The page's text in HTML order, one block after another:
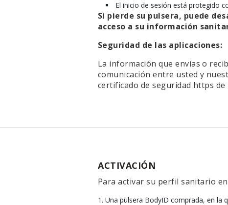
El inicio de sesión está protegido
Si pierde su pulsera, puede
acceso a su información
Seguridad de las aplicaciones:
La información que envías o
comunicación entre usted y
certificado de seguridad https
ACTIVACIÓN
Para activar su perfil sanitario
Una pulsera BodyID comprada, en la